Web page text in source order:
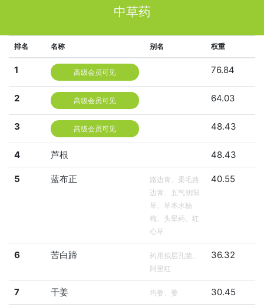
中草药
排名 名称 别名 权重
1 高级会员可见 76.84
2 高级会员可见 64.03
3 高级会员可见 48.43
4 芦根 48.43
5 蓝布正
路边青、柔毛路
边青、五气朝阳
草、草本水杨
梅、头晕药、红
心草
40.55
6 苦白蹄
药用拟层孔菌、
阿里红
36.32
7 干姜 均姜、姜 30.45